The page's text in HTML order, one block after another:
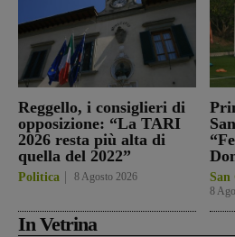
Reggello, i consiglieri di
opposizione: “La TARI
2026 resta più alta di
quella del 2022”
Politica 8 Agosto 2026 San
8
In Vetrina